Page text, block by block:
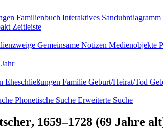
Familienbuch Interaktives Sanduhrdiagramm
Zeitleiste
Gemeinsame Notizen Medienobjekte
Jahr
Eheschließungen Familie Geburt/Heirat/Tod
Phonetische Suche Erweiterte Suche
, 1659–1728 (69 Jahre